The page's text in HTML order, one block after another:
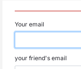
Your email
your friend's email